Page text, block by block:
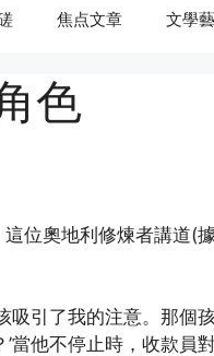
焦点文章 文學
色
位奧地利修煉者講道(
吸引了我的注意。那個
當他不停止時，收款員